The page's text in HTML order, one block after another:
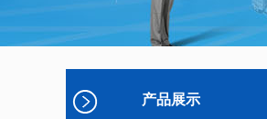
产品展示